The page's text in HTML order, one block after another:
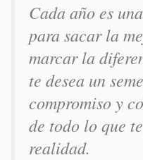
Cada año es
para sacar la
marcar la
te desea un
compromiso y
de todo lo que
realidad.